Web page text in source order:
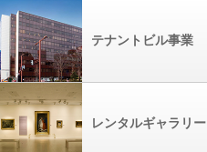
テナントビル事業
レンタルギャラリー